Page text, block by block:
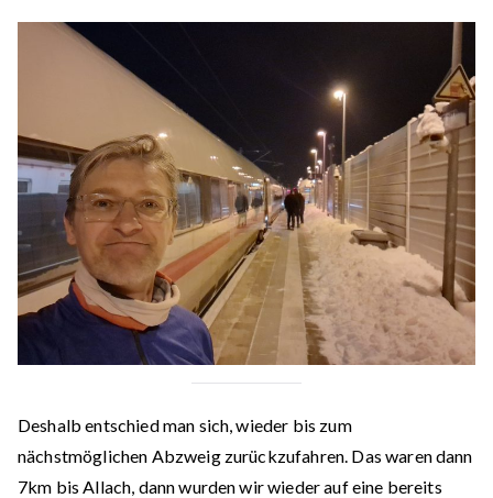
Deshalb entschied man sich, wieder bis zum
nächstmöglichen Abzweig zurückzufahren. Das waren dann
7km bis Allach, dann wurden wir wieder auf eine bereits